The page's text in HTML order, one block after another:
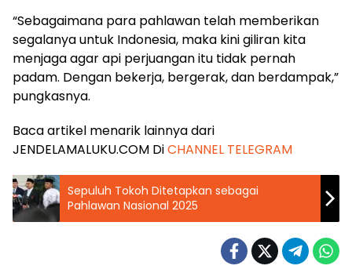
“Sebagaimana para pahlawan telah memberikan
segalanya untuk Indonesia, maka kini giliran kita
menjaga agar api perjuangan itu tidak pernah
padam. Dengan bekerja, bergerak, dan berdampak,”
pungkasnya.
Baca artikel menarik lainnya dari
JENDELAMALUKU.COM DiCHANNEL TELEGRAM
Sepuluh Tokoh Ditetapkan sebagai
Pahlawan Nasional 2025